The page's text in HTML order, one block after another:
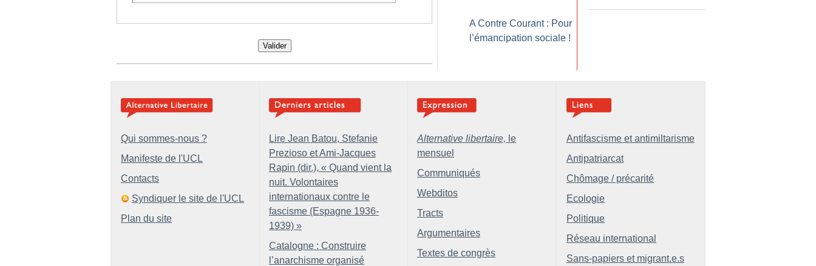
Valider
A Contre Courant : Pour
l’émancipation sociale !
Qui sommes-nous ?
Manifeste de l'UCL
Contacts
Syndiquer le site de l'UCL
Plan du site
Lire Jean Batou, Stefanie
Prezioso et Ami-Jacques
Rapin (dir.), « Quand vient la
nuit. Volontaires
internationaux contre le
fascisme (Espagne 1936-
1939) »
Catalogne : Construire
l’anarchisme organisé
Alternative libertaire, le
mensuel
Communiqués
Webditos
Tracts
Argumentaires
Textes de congrès
Antifascisme et antimiltarisme
Antipatriarcat
Chômage / précarité
Ecologie
Politique
Réseau international
Sans-papiers et migrant.e.s